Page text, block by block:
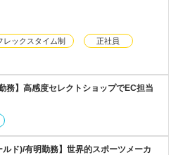
レックスタイム制 正社員
務】高感度セレクトショップでEC担当
ルド)/有明勤務】世界的スポーツメーカ